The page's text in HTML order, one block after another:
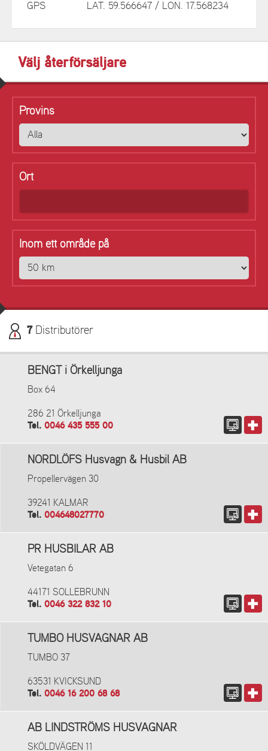
GPS LAT. 59.566647 / LON. 17.568234
Välj återförsäljare
Provins
Ort
Inom ett område på
7Distributörer
BENGT i Örkelljunga
Box 64
286 21 Örkelljunga
Tel. 0046 435 555 00
NORDLÖFS Husvagn & Husbil AB
Propellervägen 30
39241 KALMAR
Tel. 004648027770
PR HUSBILAR AB
Vetegatan 6
44171 SOLLEBRUNN
Tel. 0046 322 832 10
TUMBO HUSVAGNAR AB
TUMBO 37
63531 KVICKSUND
Tel. 0046 16 200 68 68
AB LINDSTRÖMS HUSVAGNAR
SKÖLDVÄGEN 11